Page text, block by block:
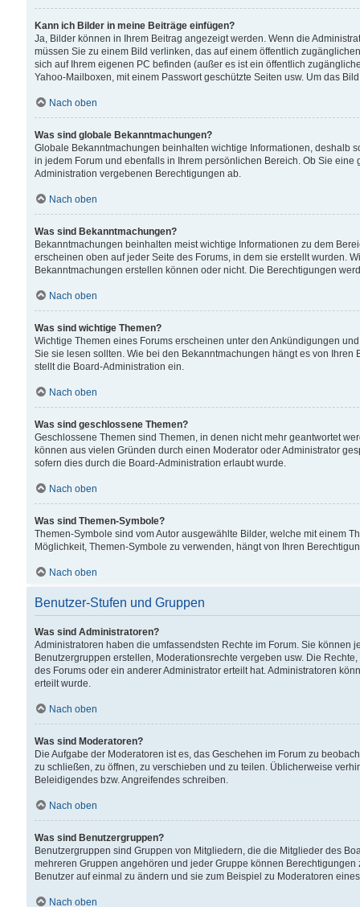
Kann ich Bilder in meine Beiträge einfügen?
Ja, Bilder können in Ihrem Beitrag angezeigt werden. Wenn die
müssen Sie zu einem Bild verlinken, das auf einem öffentlich
sich auf Ihrem eigenen PC befinden (außer es ist ein öffentlich
Yahoo-Mailboxen, mit einem Passwort geschützte Seiten usw. Um das
Nach oben
Was sind globale Bekanntmachungen?
Globale Bekanntmachungen beinhalten wichtige Informationen, deshalb
in jedem Forum und ebenfalls in Ihrem persönlichen Bereich. Ob Sie
Administration vergebenen Berechtigungen ab.
Nach oben
Was sind Bekanntmachungen?
Bekanntmachungen beinhalten meist wichtige Informationen zu dem
erscheinen oben auf jeder Seite des Forums, in dem sie erstellt wurden.
Bekanntmachungen erstellen können oder nicht. Die Berechtigungen
Nach oben
Was sind wichtige Themen?
Wichtige Themen eines Forums erscheinen unter den Ankündigungen
Sie sie lesen sollten. Wie bei den Bekanntmachungen hängt es von
stellt die Board-Administration ein.
Nach oben
Was sind geschlossene Themen?
Geschlossene Themen sind Themen, in denen nicht mehr geantwortet
können aus vielen Gründen durch einen Moderator oder Administrator
sofern dies durch die Board-Administration erlaubt wurde.
Nach oben
Was sind Themen-Symbole?
Themen-Symbole sind vom Autor ausgewählte Bilder, welche mit einem
Möglichkeit, Themen-Symbole zu verwenden, hängt von Ihren
Nach oben
Benutzer-Stufen und Gruppen
Was sind Administratoren?
Administratoren haben die umfassendsten Rechte im Forum. Sie können
Benutzergruppen erstellen, Moderationsrechte vergeben usw. Die
des Forums oder ein anderer Administrator erteilt hat. Administratoren
erteilt wurde.
Nach oben
Was sind Moderatoren?
Die Aufgabe der Moderatoren ist es, das Geschehen im Forum zu
zu schließen, zu öffnen, zu verschieben und zu teilen. Üblicherweise
Beleidigendes bzw. Angreifendes schreiben.
Nach oben
Was sind Benutzergruppen?
Benutzergruppen sind Gruppen von Mitgliedern, die die Mitglieder des
mehreren Gruppen angehören und jeder Gruppe können
Benutzer auf einmal zu ändern und sie zum Beispiel zu Moderatoren
Nach oben